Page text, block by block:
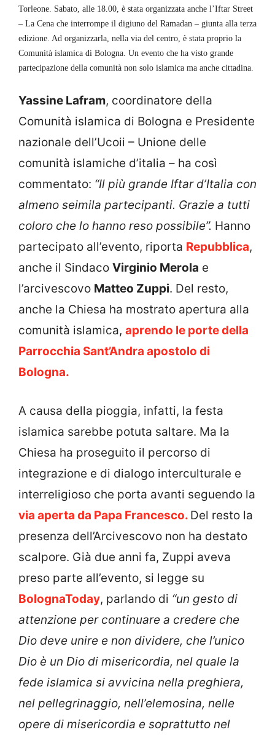
Torleone. Sabato, alle 18.00, è stata organizzata anche l’Iftar Street
– La Cena che interrompe il digiuno del Ramadan – giunta alla terza
edizione. Ad organizzarla, nella via del centro, è stata proprio la
Comunità islamica di Bologna. Un evento che ha visto grande
partecipazione della comunità non solo islamica ma anche cittadina.
Yassine Lafram, coordinatore della
Comunità islamica di Bologna e Presidente
nazionale dell’Ucoii – Unione delle
comunità islamiche d’italia – ha così
commentato: “Il più grande Iftar d’Italia con
almeno seimila partecipanti. Grazie a tutti
coloro che lo hanno reso possibile”. Hanno
partecipato all’evento, riporta Repubblica,
anche il Sindaco Virginio Merola e
l’arcivescovo Matteo Zuppi. Del resto,
anche la Chiesa ha mostrato apertura alla
comunità islamica, aprendo le porte della
Parrocchia Sant’Andra apostolo di
Bologna.
A causa della pioggia, infatti, la festa
islamica sarebbe potuta saltare. Ma la
Chiesa ha proseguito il percorso di
integrazione e di dialogo interculturale e
interreligioso che porta avanti seguendo la
via aperta da Papa Francesco. Del resto la
presenza dell’Arcivescovo non ha destato
scalpore. Già due anni fa, Zuppi aveva
preso parte all’evento, si legge su
BolognaToday, parlando di “un gesto di
attenzione per continuare a credere che
Dio deve unire e non dividere, che l’unico
Dio è un Dio di misericordia, nel quale la
fede islamica si avvicina nella preghiera,
nel pellegrinaggio, nell’elemosina, nelle
opere di misericordia e soprattutto nel